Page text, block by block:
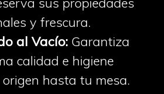
y frescura.
al Vacío: Garantiza
calidad e higiene
origen hasta tu mesa.